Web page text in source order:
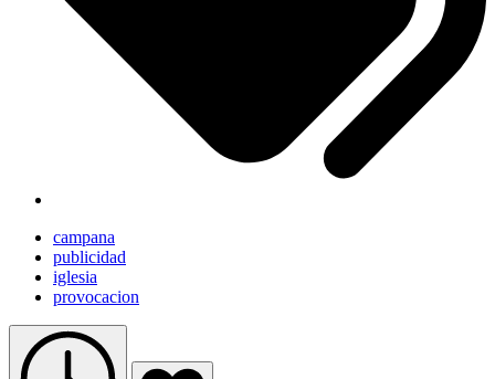
campana
publicidad
iglesia
provocacion